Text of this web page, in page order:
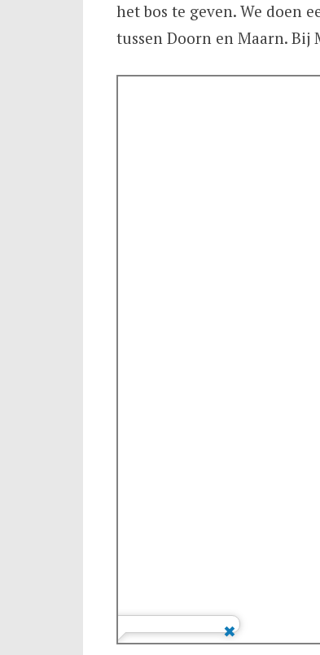
het bos te geven. We doen
tussen Doorn en Maarn. Bij